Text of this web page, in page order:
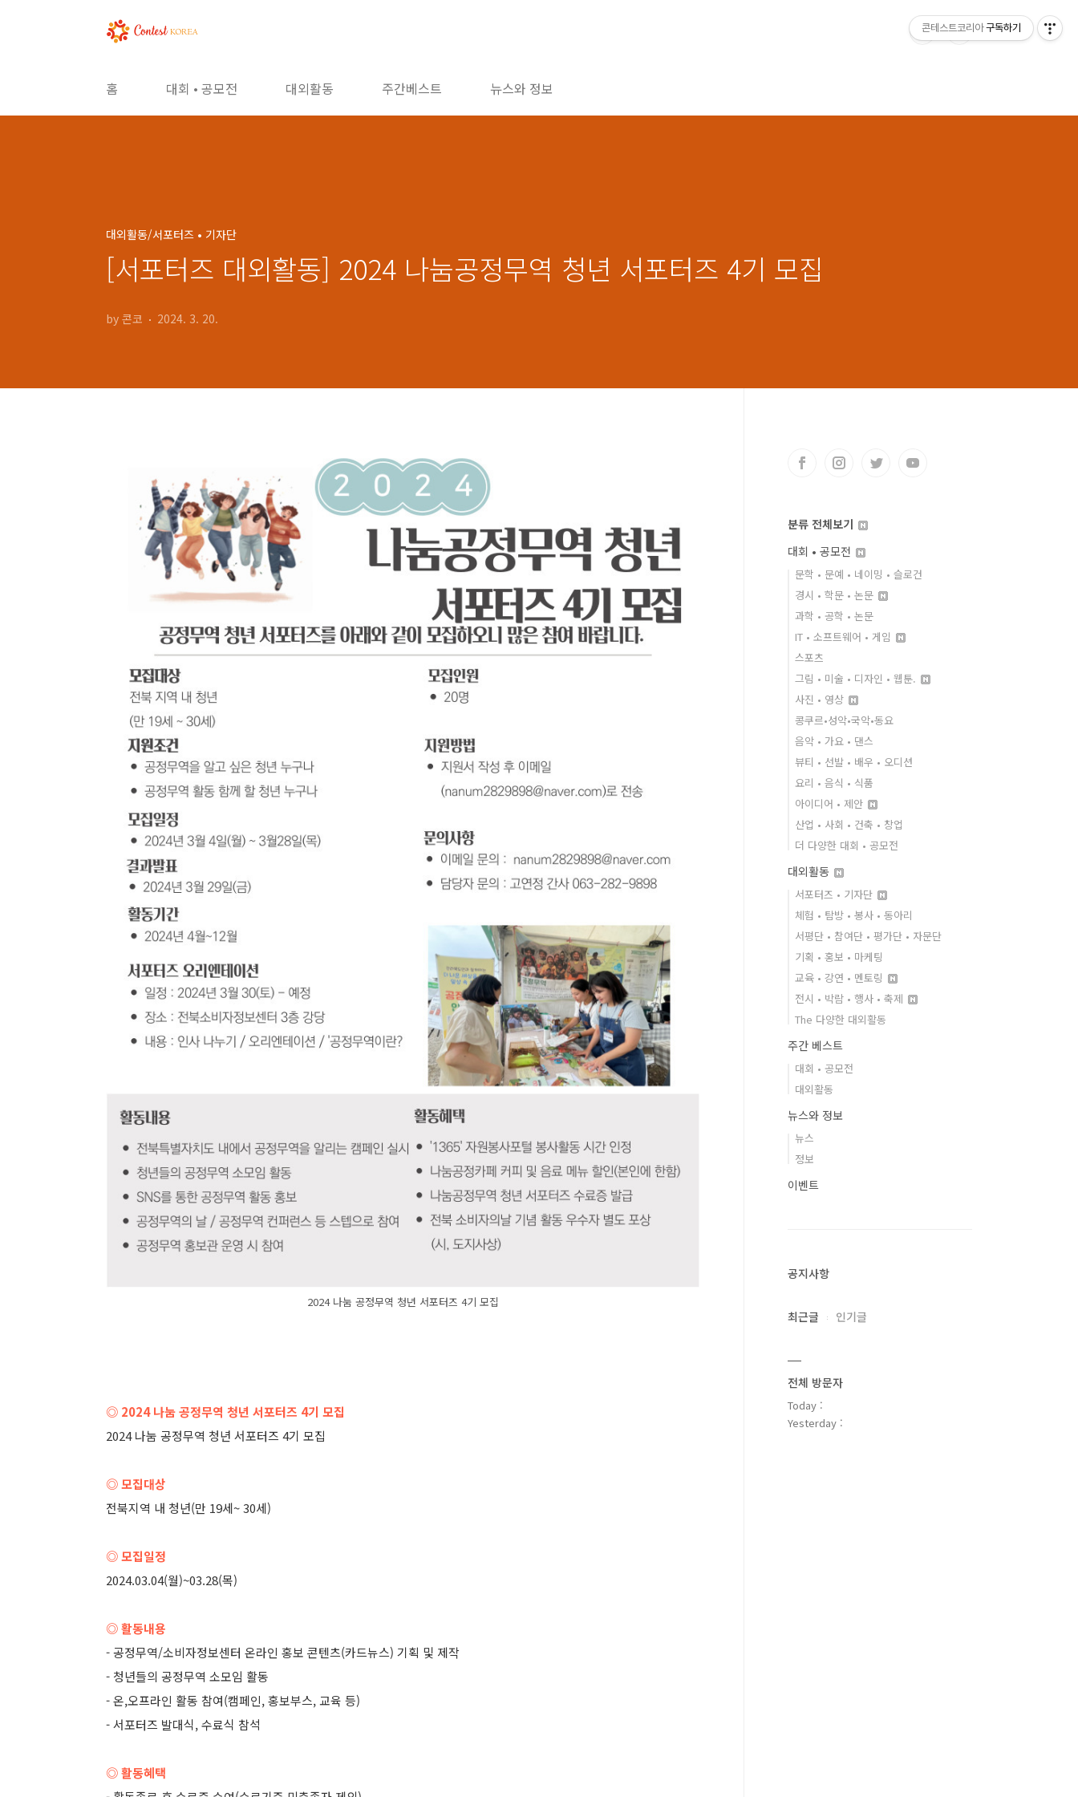
홈 대회 • 공모전 대외활동 주간베스트 뉴스와 정보
대외활동/서포터즈 • 기자단
[서포터즈 대외활동] 2024 나눔공정무역 청년 서포터즈 4기 모집
by 콘코 2024. 3. 20.
2024 나눔 공정무역 청년 서포터즈 4기 모집
◎ 2024 나눔 공정무역 청년 서포터즈 4기 모집
2024 나눔 공정무역 청년 서포터즈 4기 모집
◎ 모집대상
전북지역 내 청년(만 19세~ 30세)
◎ 모집일정
2024.03.04(월)~03.28(목)
◎ 활동내용
- 공정무역/소비자정보센터 온라인 홍보 콘텐츠(카드뉴스) 기획 및 제작
- 청년들의 공정무역 소모임 활동
- 온,오프라인 활동 참여(캠페인, 홍보부스, 교육 등)
- 서포터즈 발대식, 수료식 참석
◎ 활동혜택
분류 전체보기
대회 • 공모전
문학 • 문예 • 네이밍 • 슬로건
경시 • 학문 • 논문
과학 • 공학 • 논문
IT • 소프트웨어 • 게임
스포츠
그림 • 미술 • 디자인 • 웹툰.
사진 • 영상
콩쿠르•성악•국악•동요
음악 • 가요 • 댄스
뷰티 • 선발 • 배우 • 오디션
요리 • 음식 • 식품
아이디어 • 제안
산업 • 사회 • 건축 • 창업
더 다양한 대회 • 공모전
대외활동
서포터즈 • 기자단
체험 • 탐방 • 봉사 • 동아리
서평단 • 참여단 • 평가단 • 자문단
기획 • 홍보 • 마케팅
교육 • 강연 • 멘토링
전시 • 박람 • 행사 • 축제
The 다양한 대외활동
주간 베스트
대회 • 공모전
대외활동
뉴스와 정보
뉴스
정보
이벤트
공지사항
최근글 인기글
전체 방문자
Today :
Yesterday :
콘테스트코리아 구독하기